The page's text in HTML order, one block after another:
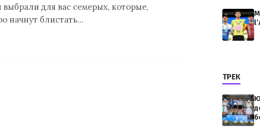
для вас семерых, которые,
начнут блистать…
ТРЕК